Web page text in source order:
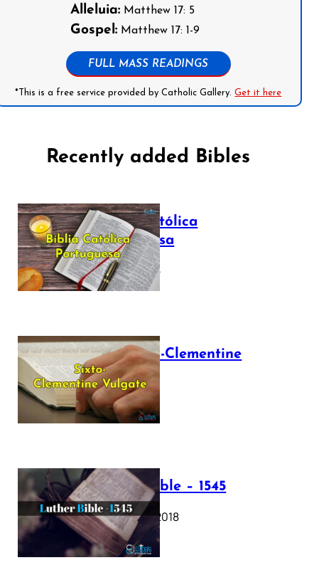
Alleluia: Matthew 17: 5
Gospel: Matthew 17: 1-9
FULL MASS READINGS
*This is a free service provided by Catholic Gallery.Get it here
Recently added Bibles
Bíblia Católica
Portuguesa
July 16, 2025
The Sixto-Clementine
Vulgate
July 12, 2025
Luther Bible – 1545
October 17, 2018